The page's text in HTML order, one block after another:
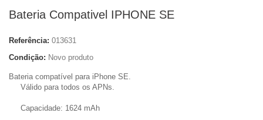
Bateria Compativel IPHONE SE
Referência: 013631
Condição: Novo produto
Bateria compatível para iPhone SE.
Válido para todos os APNs.
Capacidade: 1624 mAh